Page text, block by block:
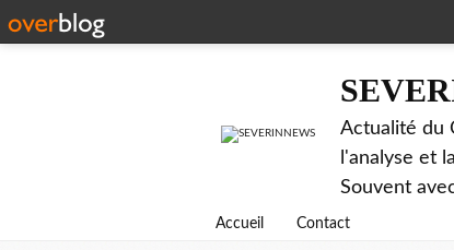
Actualité du
l'analyse et
Souvent
Accueil Contact